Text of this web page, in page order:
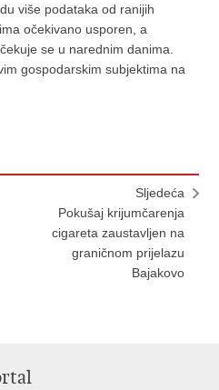
više podataka od ranijih
očekivano usporen, a
se u narednim danima.
gospodarskim subjektima na
Sljedeća
Pokušaj krijumčarenja
cigareta zaustavljen na
graničnom prijelazu
Bajakovo